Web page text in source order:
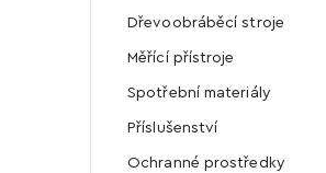
Dřevoobráběcí stroje
Měřící přístroje
Spotřební materiály
Příslušenství
Ochranné prostředky